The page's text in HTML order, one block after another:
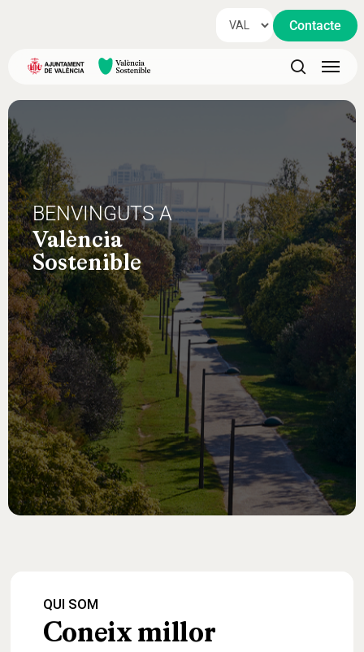
content
Contacte
search
Menu
BENVINGUTS A
València
Sostenible
QUI SOM
Coneix millor